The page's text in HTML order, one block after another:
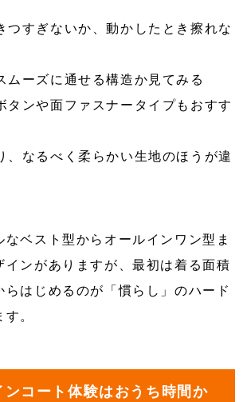
つすぎないか、動かしたとき擦れな
ムーズに通せる構造か見てみる
タンや面ファスナータイプもおすす
、なるべく柔らかい生地のほうが違
なベスト型からオールインワン型ま
インがありますが、最初は着る面積
らはじめるのが「慣らし」のハード
。
ンコート体験はおうち時間か